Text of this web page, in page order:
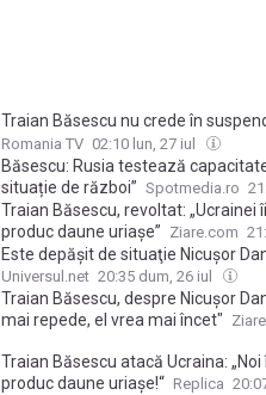
Traian Băsescu nu crede în
referendumul. Cred că Nicuşor
Romania TV 02:10 lun, 27 iul
Băsescu: Rusia testează
situație de război” Spotmedia.ro
Traian Băsescu, revoltat:
produc daune uriașe” Ziare.com
Este depăşit de situaţie Nicuşor
Universul.net 20:35 dum, 26 iul
Traian Băsescu, despre Nicușor
mai repede, el vrea mai încet"
Traian Băsescu atacă Ucraina:
produc daune uriașe!“ Replica